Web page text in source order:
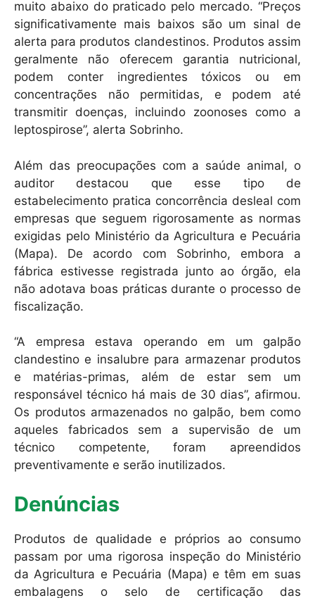
muito abaixo do praticado pelo mercado. “Preços
significativamente mais baixos são um sinal de
alerta para produtos clandestinos. Produtos assim
geralmente não oferecem garantia nutricional,
podem conter ingredientes tóxicos ou em
concentrações não permitidas, e podem até
transmitir doenças, incluindo zoonoses como a
leptospirose”, alerta Sobrinho.
Além das preocupações com a saúde animal, o
auditor destacou que esse tipo de
estabelecimento pratica concorrência desleal com
empresas que seguem rigorosamente as normas
exigidas pelo Ministério da Agricultura e Pecuária
(Mapa). De acordo com Sobrinho, embora a
fábrica estivesse registrada junto ao órgão, ela
não adotava boas práticas durante o processo de
fiscalização.
“A empresa estava operando em um galpão
clandestino e insalubre para armazenar produtos
e matérias-primas, além de estar sem um
responsável técnico há mais de 30 dias”, afirmou.
Os produtos armazenados no galpão, bem como
aqueles fabricados sem a supervisão de um
técnico competente, foram apreendidos
preventivamente e serão inutilizados.
Denúncias
Produtos de qualidade e próprios ao consumo
passam por uma rigorosa inspeção do Ministério
da Agricultura e Pecuária (Mapa) e têm em suas
embalagens o selo de certificação das